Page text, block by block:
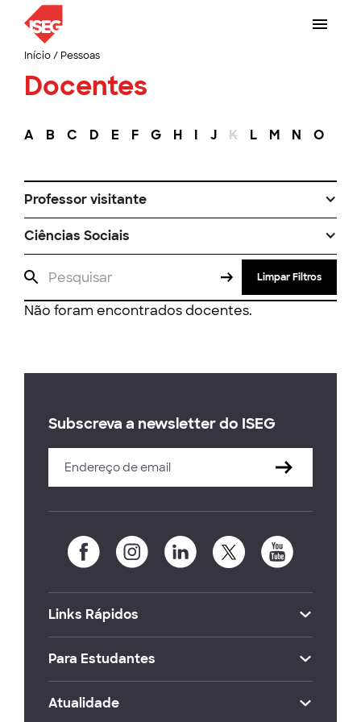
Início/ Pessoas
Docentes
A B C D E F G H I J K L M N O
Professor visitante
Ciências Sociais
Limpar Filtros
Não foram encontrados docentes.
Subscreva a newsletter do ISEG
Links Rápidos
Para Estudantes
Atualidade